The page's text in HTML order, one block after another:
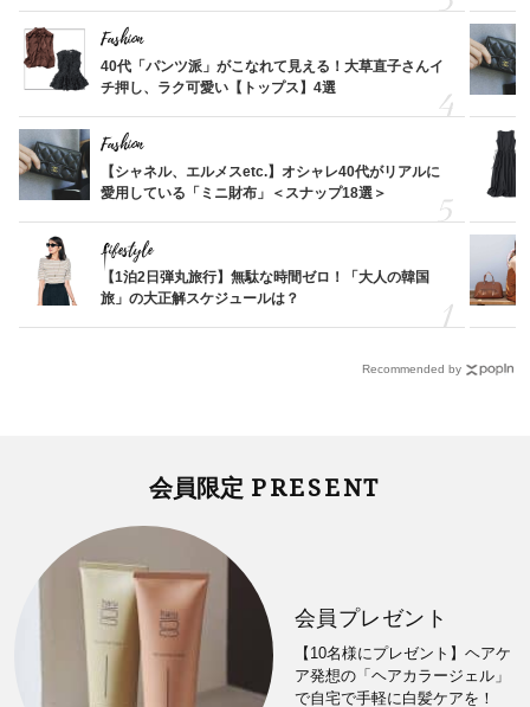
Fashion
40代「パンツ派」がこなれて見える！大草直子さんイ
チ押し、ラク可愛い【トップス】4選
Fashion
【シャネル、エルメスetc.】オシャレ40代がリアルに
愛用している「ミニ財布」＜スナップ18選＞
Lifestyle
【1泊2日弾丸旅行】無駄な時間ゼロ！「大人の韓国
旅」の大正解スケジュールは？
Recommended by
会員限定 PRESENT
会員プレゼント
【10名様にプレゼント】ヘアケ
ア発想の「ヘアカラージェル」
で自宅で手軽に白髪ケアを！